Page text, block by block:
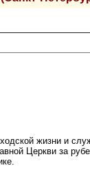
жизни и
Церкви за